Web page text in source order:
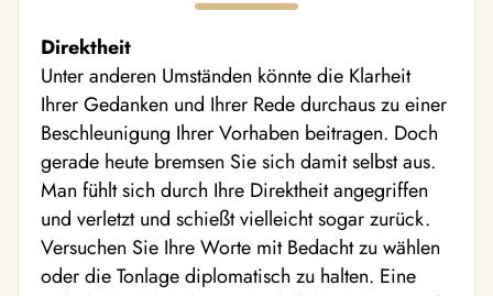
Direktheit
Unter anderen Umständen könnte die Klarheit
Ihrer Gedanken und Ihrer Rede durchaus zu einer
Beschleunigung Ihrer Vorhaben beitragen. Doch
gerade heute bremsen Sie sich damit selbst aus.
Man fühlt sich durch Ihre Direktheit angegriffen
und verletzt und schießt vielleicht sogar zurück.
Versuchen Sie Ihre Worte mit Bedacht zu wählen
oder die Tonlage diplomatisch zu halten. Eine